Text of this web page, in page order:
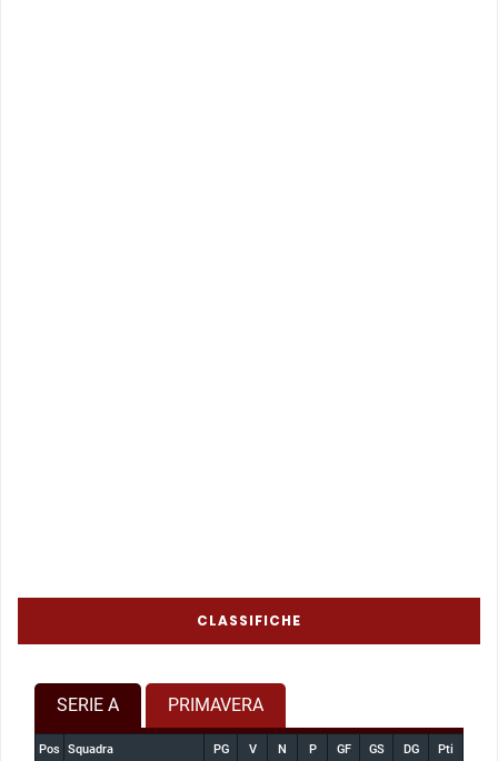
CLASSIFICHE
SERIE A PRIMAVERA
Pos Squadra PG V N P GF GS DG Pti